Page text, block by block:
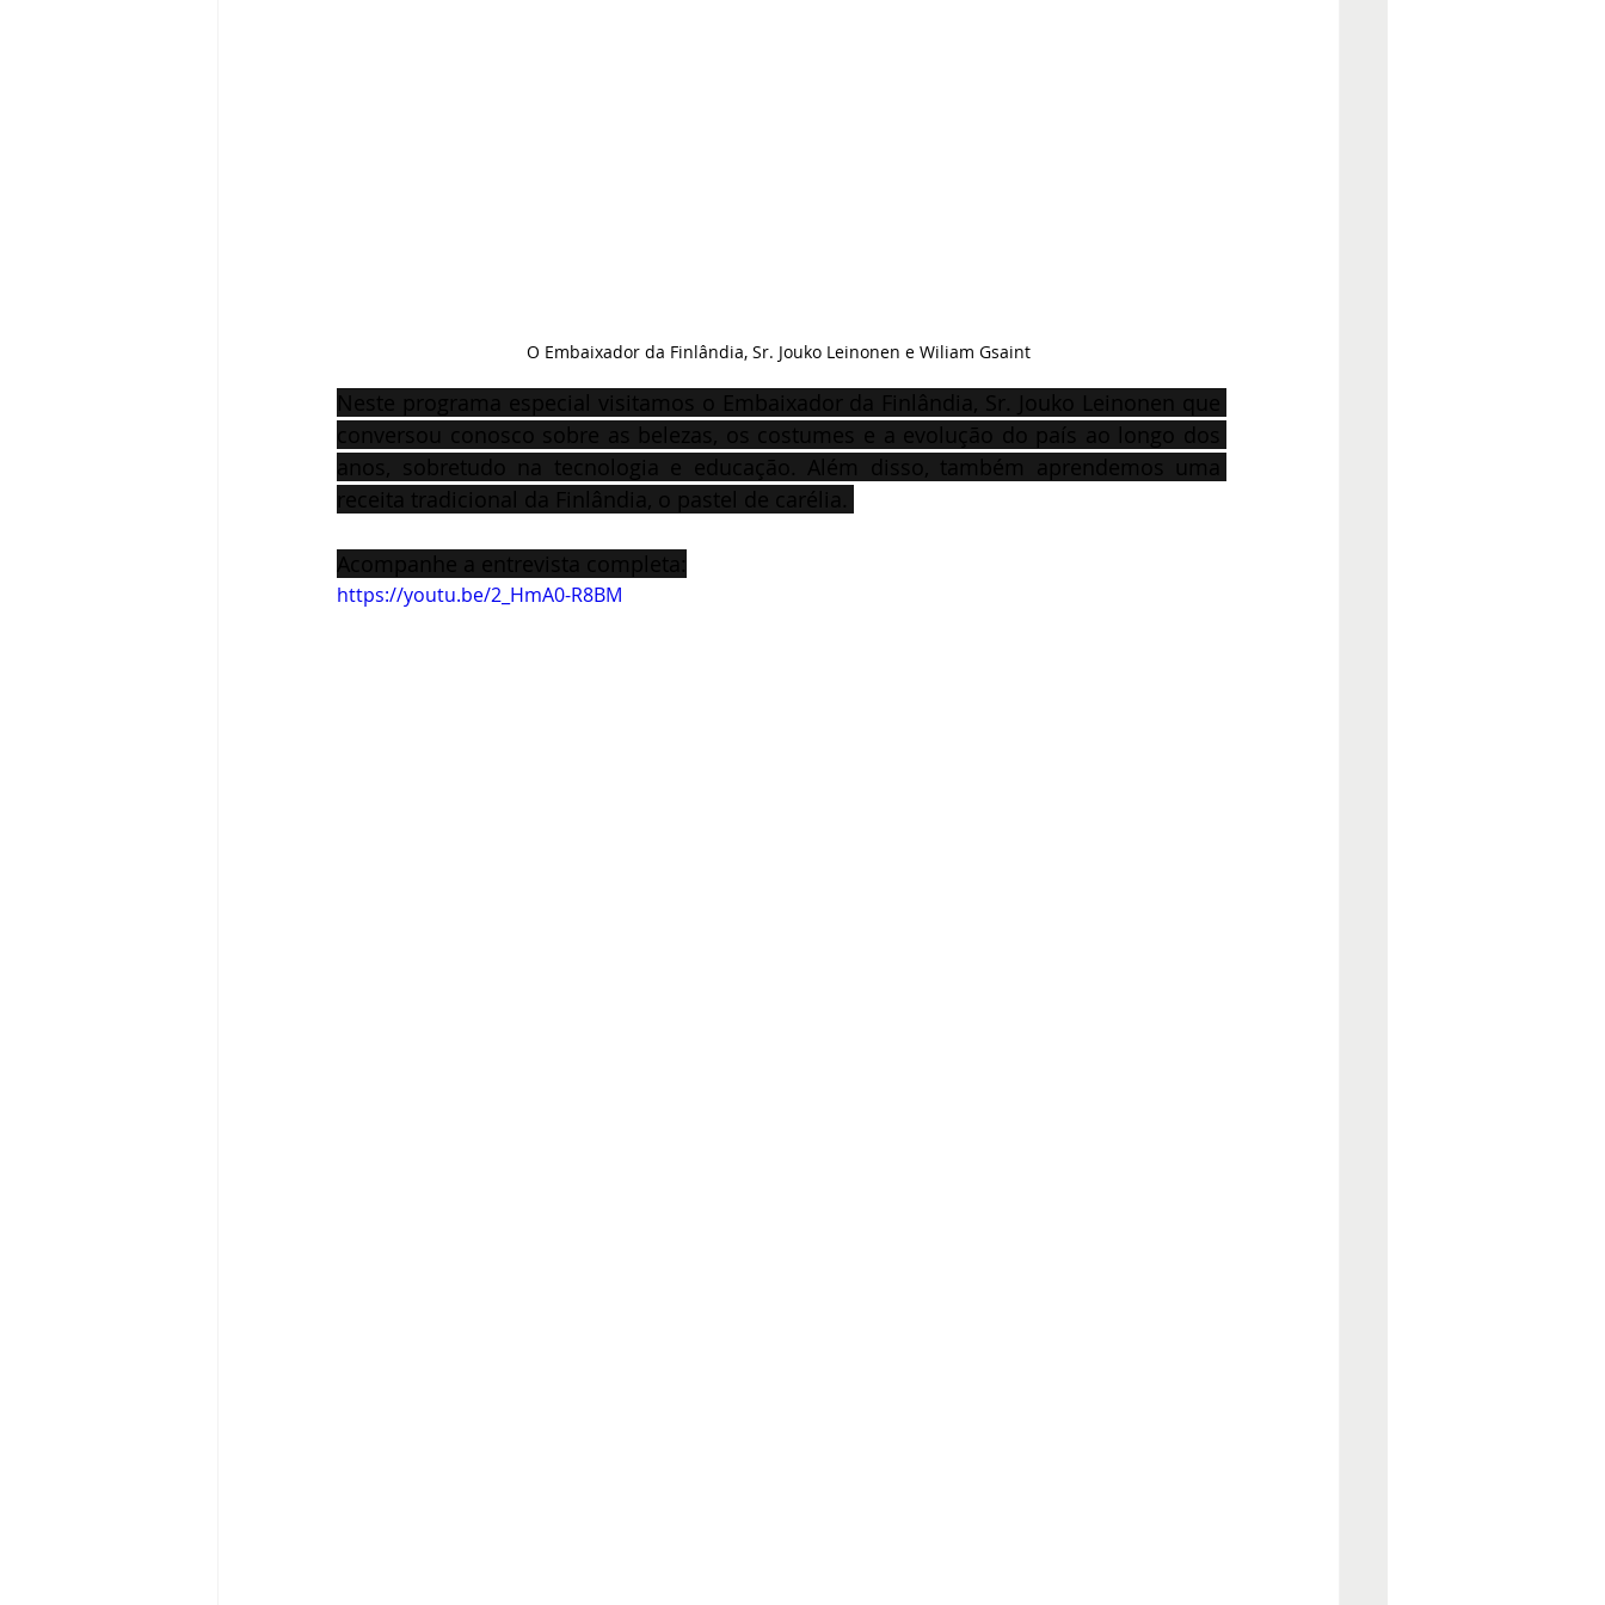
O Embaixador da Finlândia, Sr. Jouko Leinonen e Wiliam Gsaint
Neste programa especial visitamos o Embaixador da Finlândia, Sr. Jouko Leinonen que
conversou conosco sobre as belezas, os costumes e a evolução do país ao longo dos
anos, sobretudo na tecnologia e educação. Além disso, também aprendemos uma
receita tradicional da Finlândia, o pastel de carélia.
Acompanhe a entrevista completa:
https://youtu.be/2_HmA0-R8BM